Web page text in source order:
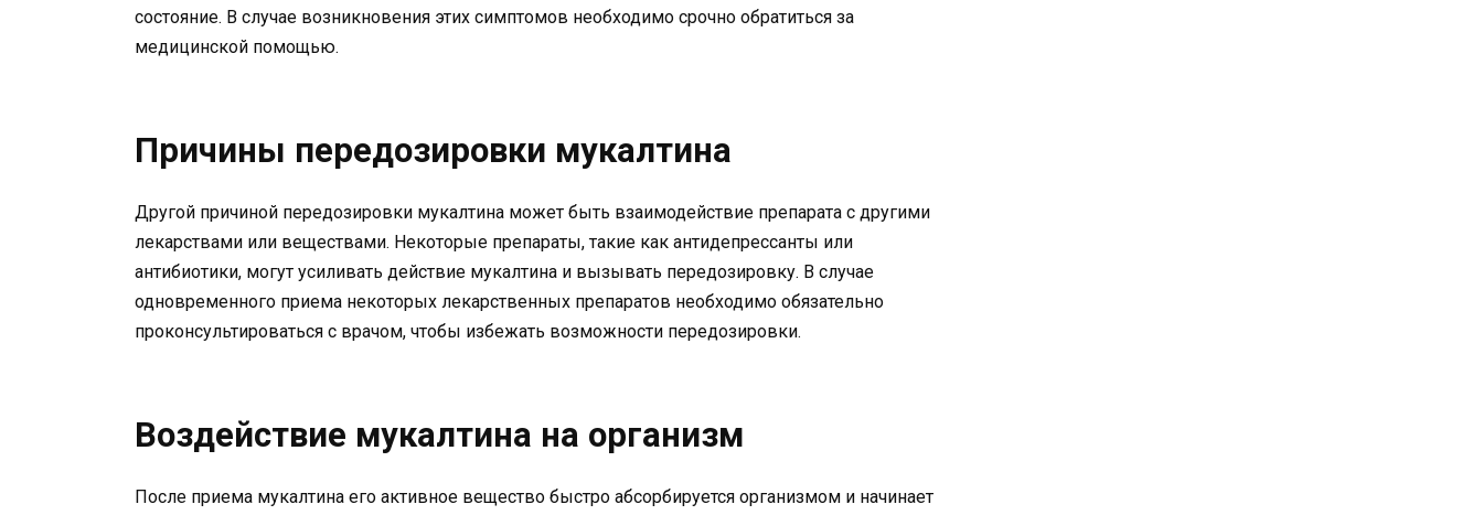
состояние. В случае возникновения этих симптомов необходимо срочно обратиться за
медицинской помощью.
Причины передозировки мукалтина
Другой причиной передозировки мукалтина может быть взаимодействие препарата с другими
лекарствами или веществами. Некоторые препараты, такие как антидепрессанты или
антибиотики, могут усиливать действие мукалтина и вызывать передозировку. В случае
одновременного приема некоторых лекарственных препаратов необходимо обязательно
проконсультироваться с врачом, чтобы избежать возможности передозировки.
Воздействие мукалтина на организм
После приема мукалтина его активное вещество быстро абсорбируется организмом и начинает